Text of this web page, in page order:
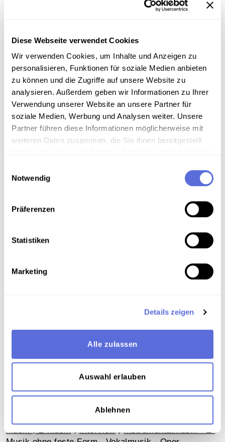
Diese Webseite verwendet Cookies
Wir verwenden Cookies, um Inhalte und Anzeigen zu
personalisieren, Funktionen für soziale Medien anbieten
zu können und die Zugriffe auf unsere Website zu
analysieren. Außerdem geben wir Informationen zu Ihrer
Verwendung unserer Website an unsere Partner für
soziale Medien, Werbung und Analysen weiter. Unsere
Partner führen diese Informationen möglicherweise mit
weiteren Daten zusammen, die Sie ihnen bereitgestellt
Notwendig
Präferenzen
Statistiken
Marketing
Details zeigen
Alle zulassen
Auswahl erlauben
Ablehnen
Information
Inhalt
Der Neffe Alban Berg Prof. Erich Alban Berg spricht
mit Volkmar Parschalk über die Familiengeschichte
Alban Bergs, seine Bezeichung Alban Bergs "als
Romantiker" anstelle eines modernen Musikers, Berg
als lustiger Mensch sowie sein eigenes Wissen über
seine Bedeutung und beantwortet Fragen von
Sammlungsgeschichte
Anrufsendung
Musik ; E-Musik,Interview,Instrumentalmusik - E-